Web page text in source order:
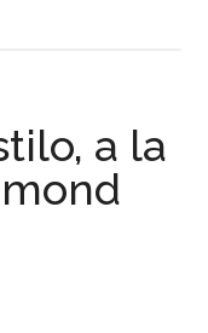
a la